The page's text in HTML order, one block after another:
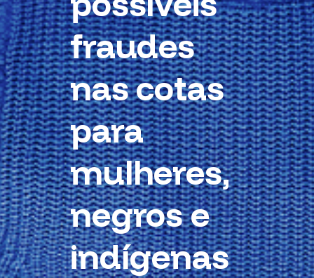
fraudes
nas cotas
para
mulheres,
negros e
indígenas